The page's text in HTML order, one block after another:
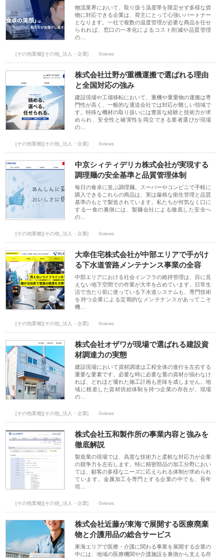
物流業界において、取り扱う温度帯を限定せず多様な貨
物に対応できる企業は、荷主にとって心強いパートナー
となります。一社で複数の温度管理が必要な商品を任せ
られれば、窓口の一本化によるコスト削減や品質管理
の…
[その他業種][その他_法人・企業] 0views
株式会社辻野が重機運搬で選ばれる理由
と全国対応の強み
建設現場や工場移転において、重機や重量物の運搬は専
門性が高く、一般的な運送会社では対応が難しい領域で
す。特殊な機材の取り扱いには豊富な経験と技術力が求
められ、安全性と確実性を両立できる業者選びが現場
の…
[その他業種][その他_法人・企業] 0views
中京シィティデリカ株式会社が実現する
調理麺の安全基準と品質管理体制
毎日の食卓に並ぶ調理麺。スーパーやコンビニで手軽に
購入できるこれらの商品は、実は厳格な衛生管理と品質
基準のもとで製造されています。私たちが何気なく口に
する一食の裏側には、製麺会社による徹底した安全へ
の…
[その他業種][その他_法人・企業] 0views
大幸住宅株式会社が中部エリアで手がけ
る下水道管路メンテナンス事業の全容
中部エリアにおける社会インフラの維持管理は、目に見
えない地下空間での作業が大半を占めています。日常生
活で当たり前に使っている下水道システムも、専門技術
を持つ企業による定期的なメンテナンスがあってこそ
機…
[その他業種][その他_法人・企業] 0views
株式会社オザワが現場で選ばれる建設資
材調達力の実態
建設現場において資材調達は工程全体の進行を左右する
重要な要素です。必要な時に必要な量の資材が揃わなけ
れば、どれほど優れた施工計画も意味を成しません。地
域に根差した資材供給体制を持つ企業の存在が、現場
の…
[その他業種][その他_法人・企業] 0views
株式会社五和製作所の事業内容と強みを
徹底解説
製造業の現場では、高度な技術力と柔軟な対応力が企業
の競争力を左右します。特に精密部品の加工分野におい
ては、顧客の多様なニーズに応えられる体制が求められ
ています。金属加工を専門とする企業の中でも、長年
培…
[その他業種][その他_法人・企業] 0views
株式会社近藤が東海で展開する医療廃棄
物と介護用品の総合サービス
東海エリアで医療・介護に関わる事業を展開する企業の
中には、地域の医療機関や介護施設を裏側から支える存